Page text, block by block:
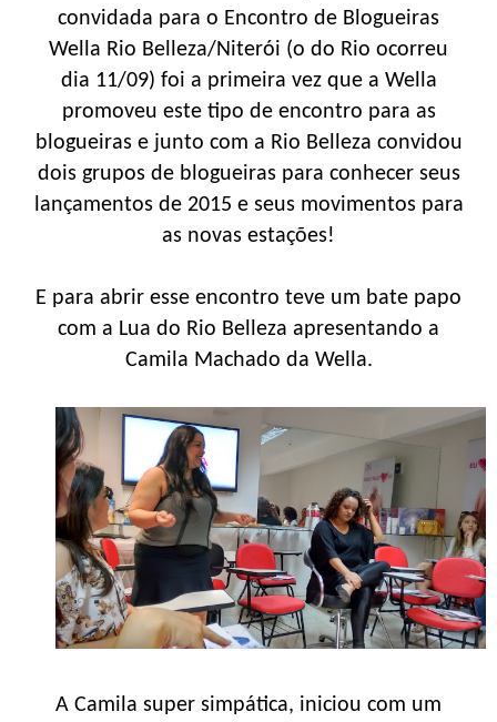
convidada para o Encontro de Blogueiras
Wella Rio Belleza/Niterói (o do Rio ocorreu
dia 11/09) foi a primeira vez que a Wella
promoveu este tipo de encontro para as
blogueiras e junto com a Rio Belleza convidou
dois grupos de blogueiras para conhecer seus
lançamentos de 2015 e seus movimentos para
as novas estações!
E para abrir esse encontro teve um bate papo
com a Lua do Rio Belleza apresentando a
Camila Machado da Wella.
A Camila super simpática, iniciou com um